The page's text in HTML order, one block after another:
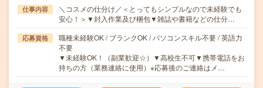
仕事内容
＼コスメの仕分け／＜とってもシンプルなので未経験でも
安心！＞▼封入作業及び梱包▼雑誌や書籍などの仕分…
応募資格
職種未経験OK / ブランクOK / パソコンスキル不要 / 英語力
不要
▼未経験OK！（副業歓迎☆）▼高校生不可▼携帯電話をお
持ちの方（業務連絡に使用）※応募後のご連絡はメ…